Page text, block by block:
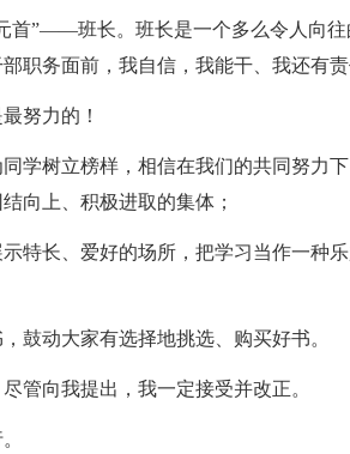
首”——班长。班长是一个多么令人向往
职务面前，我自信，我能干、我还有责
努力的！
学树立榜样，相信在我们的共同努力
向上、积极进取的集体；
特长、爱好的场所，把学习当作一种
鼓动大家有选择地挑选、购买好书。
管向我提出，我一定接受并改正。